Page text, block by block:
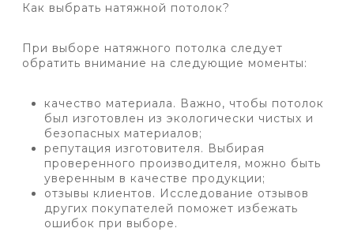
Как выбрать натяжной потолок?
При выборе натяжного потолка следует
обратить внимание на следующие моменты:
качество материала. Важно, чтобы потолок
был изготовлен из экологически чистых и
безопасных материалов;
репутация изготовителя. Выбирая
проверенного производителя, можно быть
уверенным в качестве продукции;
отзывы клиентов. Исследование отзывов
других покупателей поможет избежать
ошибок при выборе.